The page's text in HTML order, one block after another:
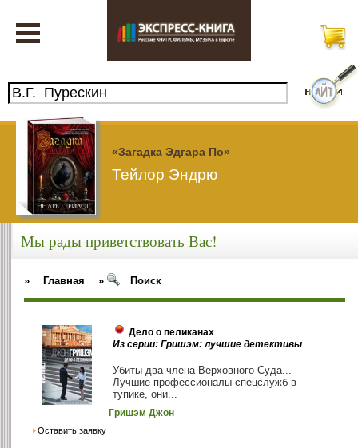
«Загадка Эдгара По»
Тейлор Эндрю
Мы рады приветствовать Вас!
» Главная » Поиск
Дело о пеликанах
Из серии: Гришэм: лучшие детективы
Убиты два члена Верховного Суда...
Лучшие профессионалы спецслужб в
тупике, они...
Гришэм Джон
Оставить заявку